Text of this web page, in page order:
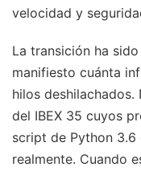
velocidad y
La transición ha
manifiesto cuánta
hilos
del IBEX 35 cuyos
script de Python 3.6
realmente. Cuando